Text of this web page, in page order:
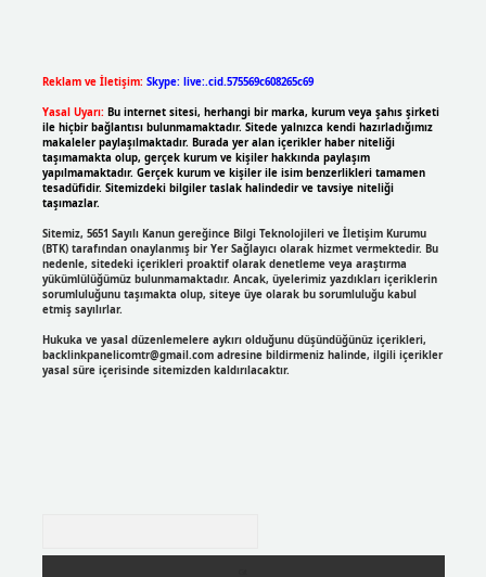
Reklam ve İletişim: Skype: live:.cid.575569c608265c69
Yasal Uyarı: Bu internet sitesi, herhangi bir marka, kurum veya şahıs şirketi
ile hiçbir bağlantısı bulunmamaktadır. Sitede yalnızca kendi hazırladığımız
makaleler paylaşılmaktadır. Burada yer alan içerikler haber niteliği
taşımamakta olup, gerçek kurum ve kişiler hakkında paylaşım
yapılmamaktadır. Gerçek kurum ve kişiler ile isim benzerlikleri tamamen
tesadüfidir. Sitemizdeki bilgiler taslak halindedir ve tavsiye niteliği
taşımazlar.
Sitemiz, 5651 Sayılı Kanun gereğince Bilgi Teknolojileri ve İletişim Kurumu
(BTK) tarafından onaylanmış bir Yer Sağlayıcı olarak hizmet vermektedir. Bu
nedenle, sitedeki içerikleri proaktif olarak denetleme veya araştırma
yükümlülüğümüz bulunmamaktadır. Ancak, üyelerimiz yazdıkları içeriklerin
sorumluluğunu taşımakta olup, siteye üye olarak bu sorumluluğu kabul
etmiş sayılırlar.
Hukuka ve yasal düzenlemelere aykırı olduğunu düşündüğünüz içerikleri,
backlinkpanelicomtr@gmail.comadresine bildirmeniz halinde, ilgili içerikler
yasal süre içerisinde sitemizden kaldırılacaktır.